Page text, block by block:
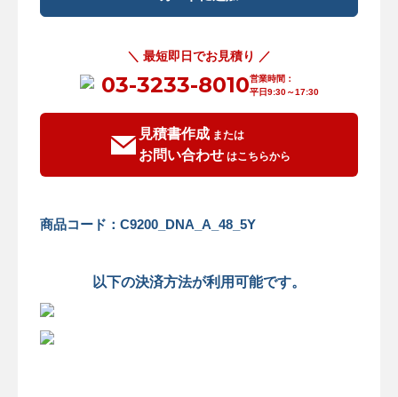
＼ 最短即日でお見積り ／
03-3233-8010営業時間：
平日9:30～17:30
見積書作成または
お問い合わせはこちらから
商品コード：C9200_DNA_A_48_5Y
以下の決済方法が利用可能です。